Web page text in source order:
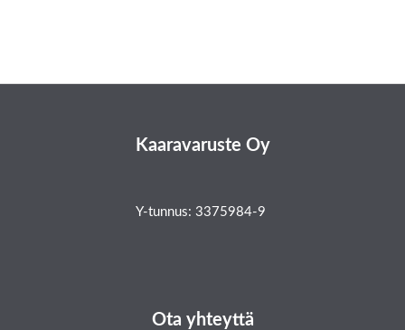
Kaaravaruste Oy
Y-tunnus: 3375984-9
Ota yhteyttä